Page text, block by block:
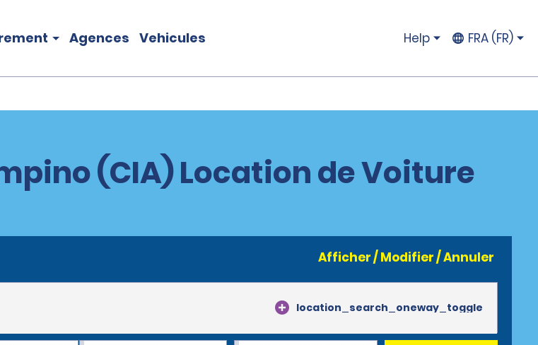
Agences Vehicules Help FRA (FR)
(CIA) Location de Voiture
Afficher / Modifier / Annuler
location_search_oneway_toggle